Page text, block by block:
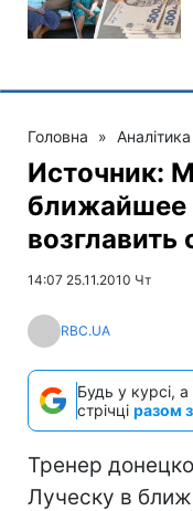
Головна » Аналітика
Источник:
ближайшее
14:07 25.11.2010 Чт
RBC.UA
Будь у курсі,
стрічці разом
Тренер
Луческу в